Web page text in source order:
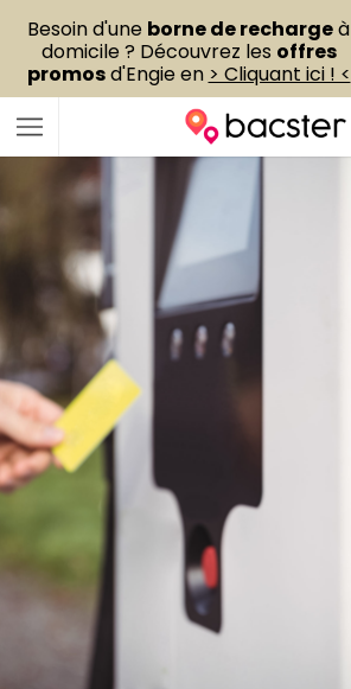
Besoin d'une borne de rechargeà
domicile ? Découvrez les offres
promosd'Engie en > Cliquant ici ! <